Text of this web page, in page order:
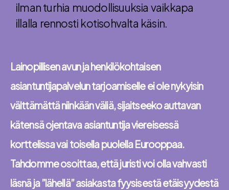
ilman turhia muodollisuuksia vaikkapa
illalla rennosti kotisohvalta käsin.
Lainopillisen avun ja henkilökohtaisen
asiantuntijapalvelun tarjoamiselle ei ole nykyisin
välttämättä niinkään väliä, sijaitseeko auttavan
kätensä ojentava asiantuntija viereisessä
korttelissa vai toisella puolella Eurooppaa.
Tahdomme osoittaa, että juristi voi olla vahvasti
läsnä ja ”lähellä” asiakasta fyysisestä etäisyydestä